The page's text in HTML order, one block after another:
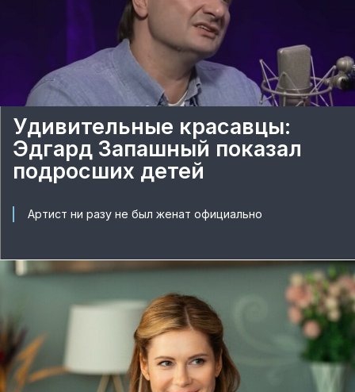
Удивительные красавцы:
Эдгард Запашный показал
подросших детей
Артист ни разу не был женат официально